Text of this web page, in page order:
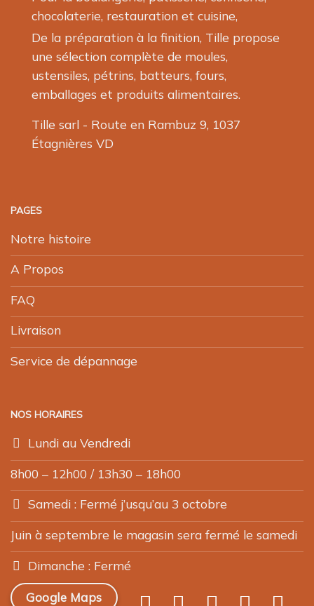
chocolaterie, restauration et cuisine,
De la préparation à la finition, Tille propose
une sélection complète de moules,
ustensiles, pétrins, batteurs, fours,
emballages et produits alimentaires.
Tille sarl - Route en Rambuz 9, 1037
Étagnières VD
PAGES
Notre histoire
A Propos
FAQ
Livraison
Service de dépannage
NOS HORAIRES
Lundi au Vendredi
8h00 – 12h00 / 13h30 – 18h00
Samedi : Fermé j’usqu’au 3 octobre
Juin à septembre le magasin sera fermé le samedi
Dimanche : Fermé
Google Maps